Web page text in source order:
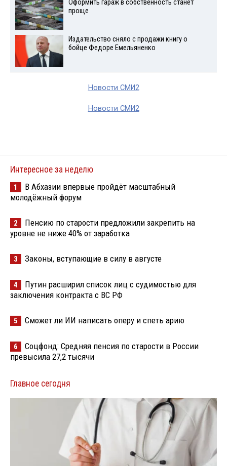
Оформить гараж в собственность станет
проще
Издательство сняло с продажи книгу о
бойце Федоре Емельяненко
Новости СМИ2
Новости СМИ2
Интересное за неделю
1
В Абхазии впервые пройдёт масштабный
молодёжный форум
2
Пенсию по старости предложили закрепить на
уровне не ниже 40% от заработка
3 Законы, вступающие в силу в августе
4
Путин расширил список лиц с судимостью для
заключения контракта с ВС РФ
5 Сможет ли ИИ написать оперу и спеть арию
6
Соцфонд: Средняя пенсия по старости в России
превысила 27,2 тысячи
Главное сегодня